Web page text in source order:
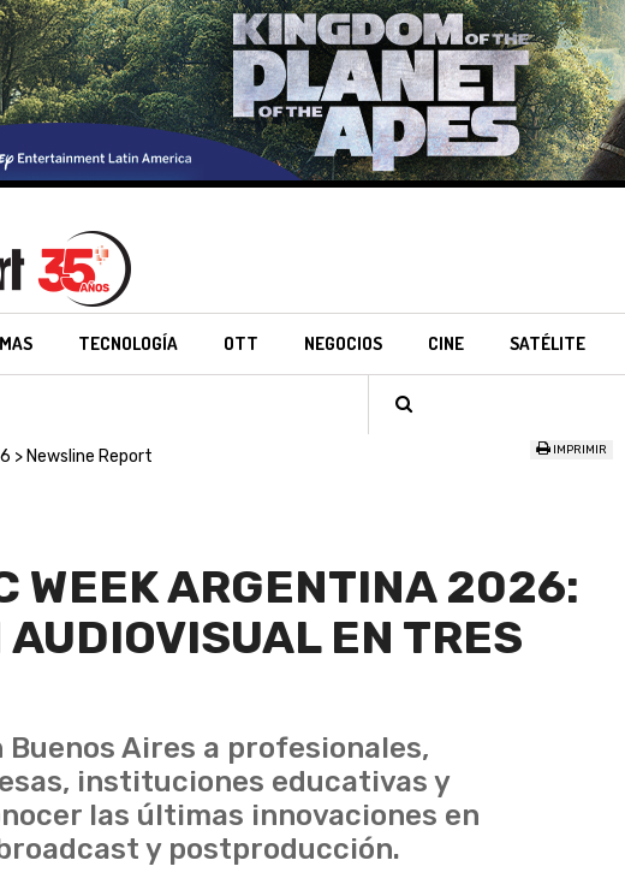
TECNOLOGÍA OTT NEGOCIOS CINE SATÉLITE
> Newsline Report IMPRIMIR
WEEK ARGENTINA 2026:
EN TRES
Aires a profesionales,
instituciones educativas y
las últimas innovaciones en
y postproducción.